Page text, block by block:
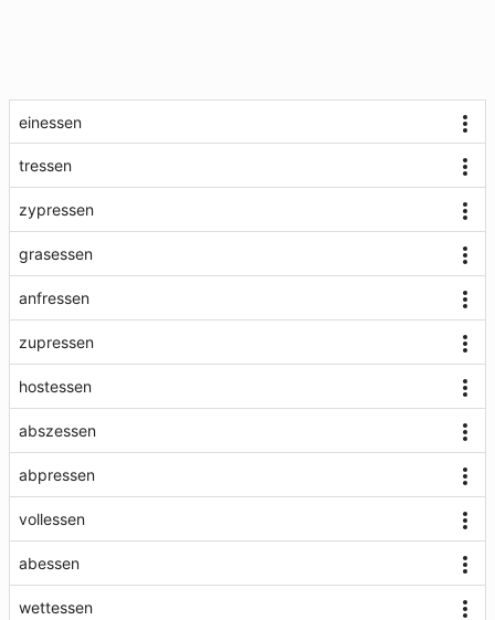
einessen
tressen
zypressen
grasessen
anfressen
zupressen
hostessen
abszessen
abpressen
vollessen
abessen
wettessen